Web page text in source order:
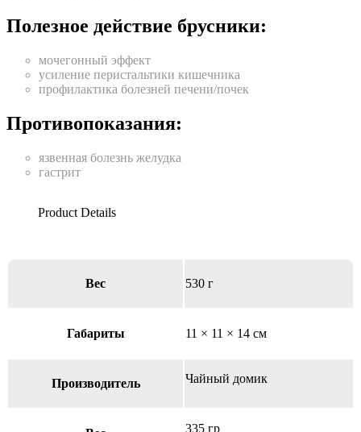
Полезное действие брусники:
мочегонный эффект
усиление перистальтики кишечника
профилактика болезней печени/почек
Противопоказания:
язвенная болезнь желудка
гастрит
Вес 530 г
Габариты 11 × 11 × 14 см
Производитель Чайный домик
335 гр